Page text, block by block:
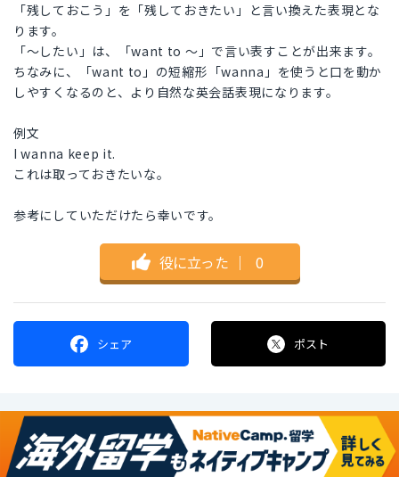
「残しておこう」を「残しておきたい」と言い換えた表現とな
ります。
「〜したい」は、「want to 〜」で言い表すことが出来ます。
ちなみに、「want to」の短縮形「wanna」を使うと口を動か
しやすくなるのと、より自然な英会話表現になります。
例文
I wanna keep it.
これは取っておきたいな。
参考にしていただけたら幸いです。
役に立った ｜ 0
シェア ポスト